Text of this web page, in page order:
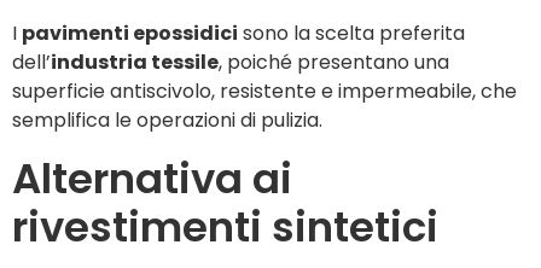
I pavimenti epossidici sono la scelta preferita
dell’industria tessile, poiché presentano una
superficie antiscivolo, resistente e impermeabile, che
semplifica le operazioni di pulizia.
Alternativa ai
rivestimenti sintetici